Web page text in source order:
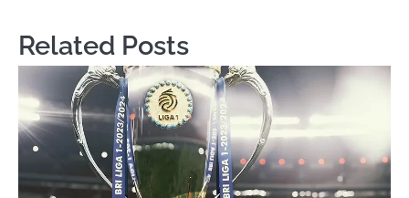
Related Posts